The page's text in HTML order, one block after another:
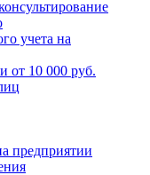
учета на
от 10 000 руб.
предприятии